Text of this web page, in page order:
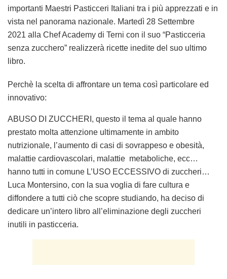
importanti Maestri Pasticceri Italiani tra i più apprezzati e in
vista nel panorama nazionale. Martedì 28 Settembre
2021 alla Chef Academy di Terni con il suo “Pasticceria
senza zucchero” realizzerà ricette inedite del suo ultimo
libro.
Perchè la scelta di affrontare un tema così particolare ed
innovativo:
ABUSO DI ZUCCHERI, questo il tema al quale hanno
prestato molta attenzione ultimamente in ambito
nutrizionale, l’aumento di casi di sovrappeso e obesità,
malattie cardiovascolari, malattie metaboliche, ecc…
hanno tutti in comune L’USO ECCESSIVO di zuccheri…
Luca Montersino, con la sua voglia di fare cultura e
diffondere a tutti ciò che scopre studiando, ha deciso di
dedicare un’intero libro all’eliminazione degli zuccheri
inutili in pasticceria.